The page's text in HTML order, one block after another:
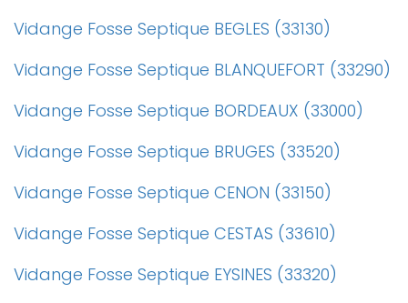
Vidange Fosse Septique BEGLES (33130)
Vidange Fosse Septique BLANQUEFORT (33290)
Vidange Fosse Septique BORDEAUX (33000)
Vidange Fosse Septique BRUGES (33520)
Vidange Fosse Septique CENON (33150)
Vidange Fosse Septique CESTAS (33610)
Vidange Fosse Septique EYSINES (33320)